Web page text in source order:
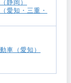
静岡）
愛知・三重・
車（愛知）